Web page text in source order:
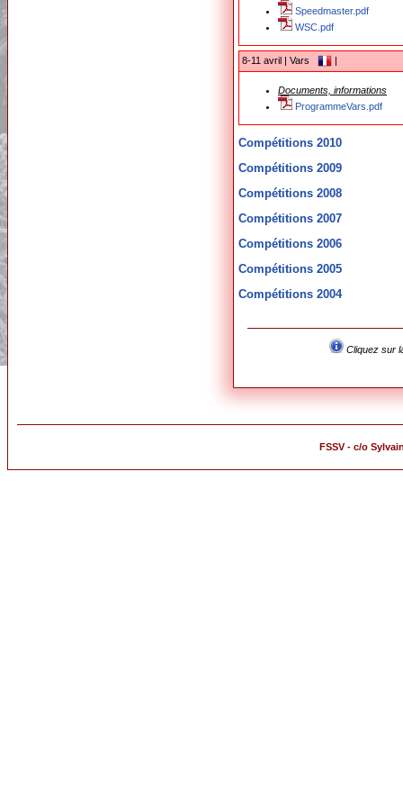
Speedmaster.pdf
WSC.pdf
8-11 avril | Vars |
Documents, informations
ProgrammeVars.pdf
Compétitions 2010
Compétitions 2009
Compétitions 2008
Compétitions 2007
Compétitions 2006
Compétitions 2005
Compétitions 2004
Cliquez sur
FSSV - c/o